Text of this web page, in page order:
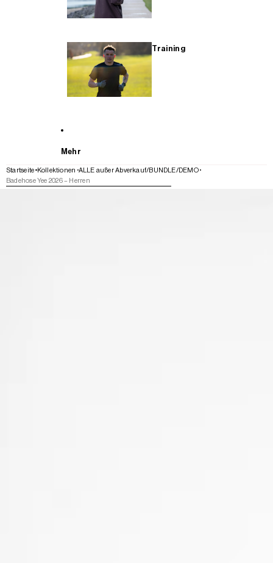
Training
Mehr
Startseite Kollektionen ALLE außer Abverkauf/BUNDLE/DEMO
Badehose Yee 2026 – Herren
WEITER ZU DEN PRODUKTINFORMATIONEN